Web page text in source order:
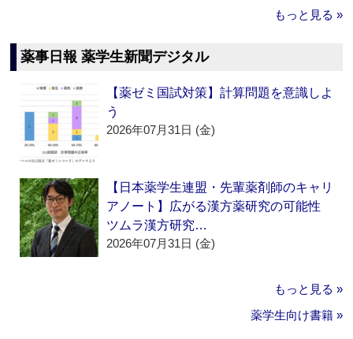
もっと見る »
薬事日報 薬学生新聞デジタル
【薬ゼミ国試対策】計算問題を意識しよ
う
2026年07月31日 (金)
【日本薬学生連盟・先輩薬剤師のキャリ
アノート】広がる漢方薬研究の可能性
ツムラ漢方研究…
2026年07月31日 (金)
もっと見る »
薬学生向け書籍 »